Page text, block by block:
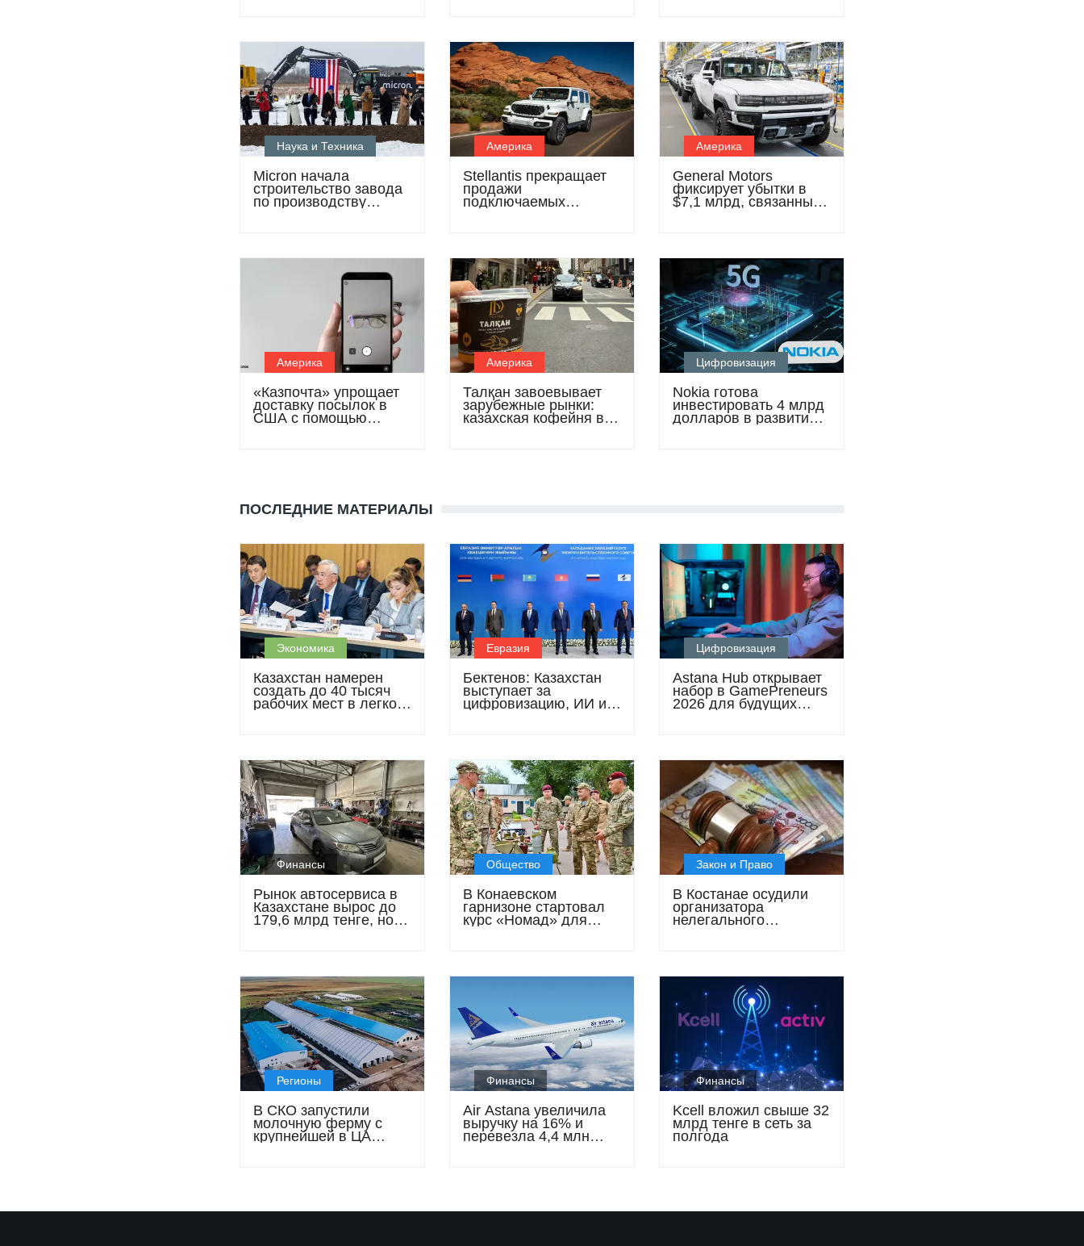
Наука и Техника
Micron начала
строительство завода
по производству
Америка
Stellantis прекращает
продажи
подключаемых
Америка
General Motors
фиксирует убытки в
$7,1 млрд, связанные
Америка
«Казпочта» упрощает
доставку посылок в
США с помощью
Америка
Талқан завоевывает
зарубежные рынки:
казахская кофейня в
Цифровизация
Nokia готова
инвестировать 4 млрд
долларов в развитие
ПОСЛЕДНИЕ МАТЕРИАЛЫ
Экономика
Казахстан намерен
создать до 40 тысяч
рабочих мест в легкой
Евразия
Бектенов: Казахстан
выступает за
цифровизацию, ИИ и
Цифровизация
Astana Hub открывает
набор в GamePreneurs
2026 для будущих
Финансы
Рынок автосервиса в
Казахстане вырос до
179,6 млрд тенге, но
Общество
В Конаевском
гарнизоне стартовал
курс «Номад» для
Закон и Право
В Костанае осудили
организатора
нелегального
Регионы
В СКО запустили
молочную ферму с
крупнейшей в ЦА
Финансы
Air Astana увеличила
выручку на 16% и
перевезла 4,4 млн
Финансы
Kcell вложил свыше 32
млрд тенге в сеть за
полгода